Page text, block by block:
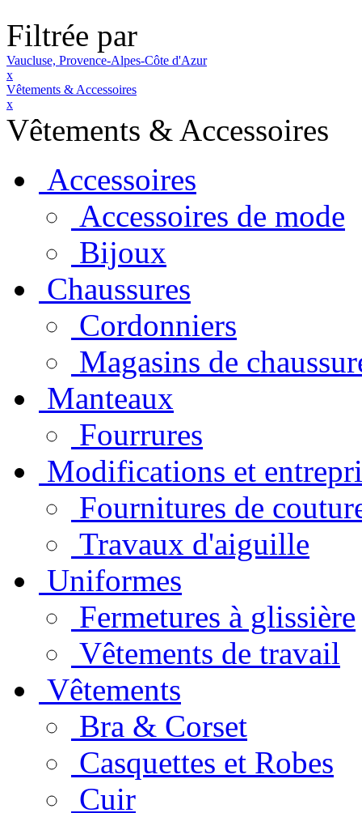
Filtrée par
Vaucluse, Provence-Alpes-Côte d'Azur
x
Vêtements & Accessoires
x
Vêtements & Accessoires
Accessoires
Accessoires de mode
Bijoux
Chaussures
Cordonniers
Magasins de
Manteaux
Fourrures
Modifications et
Fournitures de
Travaux d'aiguille
Uniformes
Fermetures à glissière
Vêtements de travail
Vêtements
Bra & Corset
Casquettes et Robes
Cuir